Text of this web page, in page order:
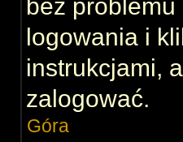
bez
logowania i
instrukcjami,
zalogować.
Góra